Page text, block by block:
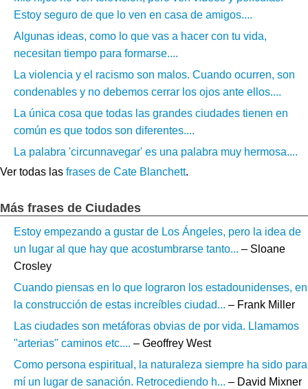
Estoy seguro de que lo ven en casa de amigos....
Algunas ideas, como lo que vas a hacer con tu vida,
necesitan tiempo para formarse....
La violencia y el racismo son malos. Cuando ocurren, son
condenables y no debemos cerrar los ojos ante ellos....
La única cosa que todas las grandes ciudades tienen en
común es que todos son diferentes....
La palabra 'circunnavegar' es una palabra muy hermosa....
Ver todas las frases de Cate Blanchett.
Más frases de Ciudades
Estoy empezando a gustar de Los Ángeles, pero la idea de
un lugar al que hay que acostumbrarse tanto... – Sloane
Crosley
Cuando piensas en lo que lograron los estadounidenses, en
la construcción de estas increíbles ciudad... – Frank Miller
Las ciudades son metáforas obvias de por vida. Llamamos
"arterias" caminos etc.... – Geoffrey West
Como persona espiritual, la naturaleza siempre ha sido para
mí un lugar de sanación. Retrocediendo h... – David Mixner